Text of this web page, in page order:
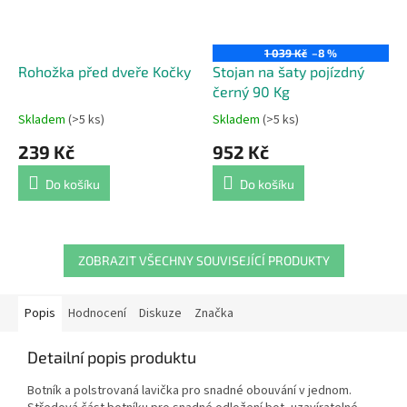
Rohožka před dveře Kočky
Průměrné
produktu
5,0
hvězdiček.
Skladem (>5 ks)
239 Kč
Do košíku
1 039 Kč –8 %
Stojan na šaty pojízdný
černý 90 Kg
Průměrné
produktu
5,0
hvězdiček.
Skladem (>5 ks)
952 Kč
Do košíku
ZOBRAZIT VŠECHNY SOUVISEJÍCÍ PRODUKTY
Popis Hodnocení Diskuze Značka
Detailní popis produktu
Botník a polstrovaná lavička pro snadné obouvání v jednom.